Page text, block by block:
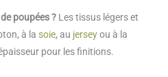
poupées ? Les tissus légers et
à la soie, au jerseyou à la
pour les finitions.